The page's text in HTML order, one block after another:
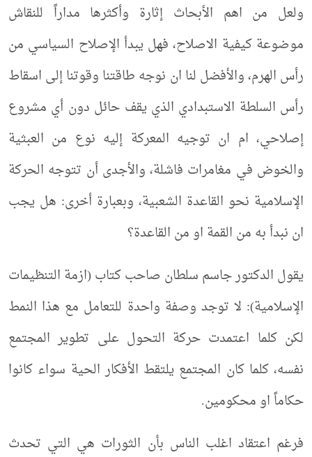
ولعل من اهم الأبحاث إثارة وأكثرها مداراً للنقاش
موضوعة كيفية الاصلاح، فهل يبدأ الإصلاح السياسي من
رأس الهرم، والأفضل لنا ان نوجه طاقتنا وقوتنا إلى اسقاط
رأس السلطة الاستبدادي الذي يقف حائل دون أي مشروع
إصلاحي، ام ان توجيه المعركة إليه نوع من العبثية
والخوض في مغامرات فاشلة، والأجدى أن تتوجه الحركة
الإسلامية نحو القاعدة الشعبية، وبعبارة أخرى: هل يجب
ان نبدأ به من القمة او من القاعدة؟
يقول الدكتور جاسم سلطان صاحب كتاب (ازمة التنظيمات
الإسلامية): لا توجد وصفة واحدة للتعامل مع هذا النمط
لكن كلما اعتمدت حركة التحول على تطوير المجتمع
نفسه، كلما كان المجتمع يلتقط الأفكار الحية سواء كانوا
حكاماً او محكومين.
فرغم اعتقاد اغلب الناس بأن الثورات هي التي تحدث